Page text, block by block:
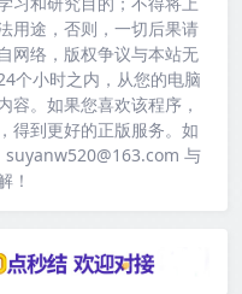
用途，否则，一切后果请
网络，版权争议与本站无
个小时之内，从您的电脑
容。如果您喜欢该程序，
得到更好的正版服务。如
suyanw520@163.com 与
！